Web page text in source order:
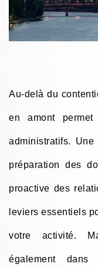
Au-delà du
en amont permet
administratifs.
préparation des
proactive des
leviers essentiels
votre activité.
également